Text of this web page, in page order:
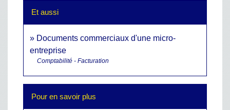
Et aussi
Documents commerciaux d'une micro-
entreprise
Comptabilité - Facturation
Pour en savoir plus